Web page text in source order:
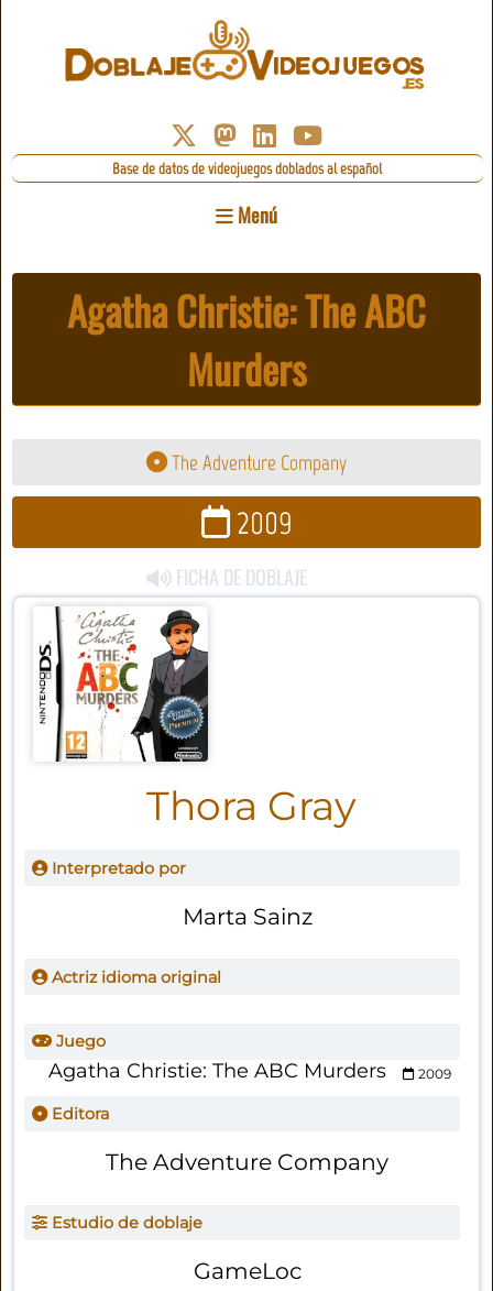
Base de datos de videojuegos doblados al español
Menú
Agatha Christie: The ABC
Murders
The Adventure Company
2009
FICHA DE DOBLAJE
Thora Gray
Interpretado por
Marta Sainz
Actriz idioma original
Juego
Agatha Christie: The ABC Murders 2009
Editora
The Adventure Company
Estudio de doblaje
GameLoc